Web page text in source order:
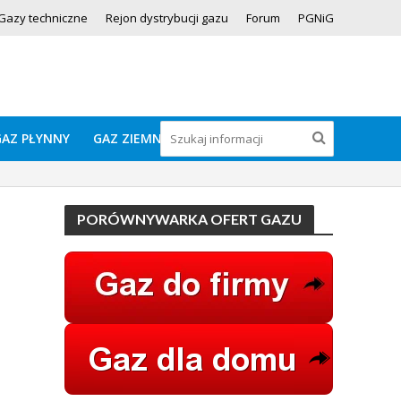
techniczne Rejon dystrybucji gazu Forum PGNiG
PŁYNNY GAZ ZIEMNY
PORÓWNYWARKA OFERT GAZU